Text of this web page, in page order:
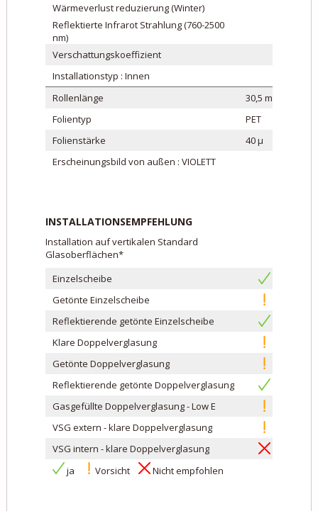
Wärmeverlust reduzierung (Winter)
Reflektierte Infrarot Strahlung (760-2500
nm)
Verschattungskoeffizient
Installationstyp : Innen
Rollenlänge
30,5 m
Folientyp
PET
Folienstärke
40 μ
Erscheinungsbild von außen : VIOLETT
INSTALLATIONSEMPFEHLUNG
Installation auf vertikalen Standard
Glasoberflächen*
Einzelscheibe
Getönte Einzelscheibe
Reflektierende getönte Einzelscheibe
Klare Doppelverglasung
Getönte Doppelverglasung
Reflektierende getönte Doppelverglasung
Gasgefüllte Doppelverglasung - Low E
VSG extern - klare Doppelverglasung
VSG intern - klare Doppelverglasung
ja
Vorsicht Nicht empfohlen